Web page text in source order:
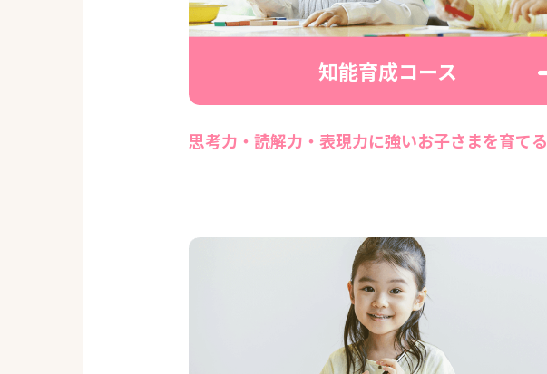
知能育成コース
思考力・読解力・表現力に強いお子さまを育てる